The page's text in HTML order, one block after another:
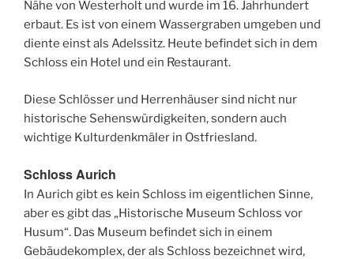
Nähe von Westerholt und wurde im 16. Jahrhundert
erbaut. Es ist von einem Wassergraben umgeben und
diente einst als Adelssitz. Heute befindet sich in dem
Schloss ein Hotel und ein Restaurant.
Diese Schlösser und Herrenhäuser sind nicht nur
historische Sehenswürdigkeiten, sondern auch
wichtige Kulturdenkmäler in Ostfriesland.
Schloss Aurich
In Aurich gibt es kein Schloss im eigentlichen Sinne,
aber es gibt das „Historische Museum Schloss vor
Husum“. Das Museum befindet sich in einem
Gebäudekomplex, der als Schloss bezeichnet wird,